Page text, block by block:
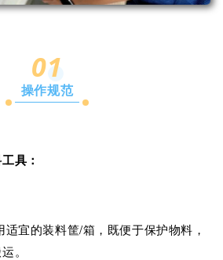
01
操作规范
具：
适宜的装料筐/箱，既便于保护物料，
。